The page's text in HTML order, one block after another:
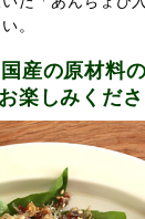
。
国産の原材料の
楽しみくだ